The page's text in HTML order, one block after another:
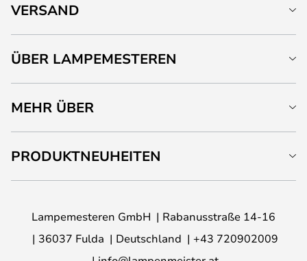
VERSAND
ÜBER LAMPEMESTEREN
MEHR ÜBER
PRODUKTNEUHEITEN
Lampemesteren GmbH
Rabanusstraße 14-16
36037 Fulda
Deutschland
+43 720902009